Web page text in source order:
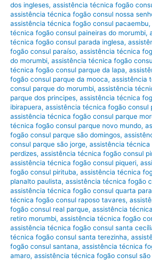
dos ingleses,assistência técnica fogão
assistência técnica fogão consul nossa
assistência técnica fogão consul pacaembu
técnica fogão consul paineiras do morumbi,
técnica fogão consul parada inglesa,
fogão consul paraíso,assistência técnica
do morumbi,assistência técnica fogão
técnica fogão consul parque da lapa,
fogão consul parque da mooca,assistência
consul parque do morumbi,assistência
parque dos principes,assistência técnica
ibirapuera,assistência técnica fogão consul
assistência técnica fogão consul parque
técnica fogão consul parque novo mundo,
fogão consul parque são domingos,
consul parque são jorge,assistência técnica
perdizes,assistência técnica fogão consul
assistência técnica fogão consul piqueri,
fogão consul pirituba,assistência técnica
planalto paulista,assistência técnica fogão
assistência técnica fogão consul quarta
técnica fogão consul raposo tavares,
fogão consul real parque,assistência
retiro morumbi,assistência técnica fogão
assistência técnica fogão consul santa
técnica fogão consul santa terezinha,
fogão consul santana,assistência técnica
amaro,assistência técnica fogão consul são